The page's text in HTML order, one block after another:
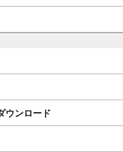
ウンロード